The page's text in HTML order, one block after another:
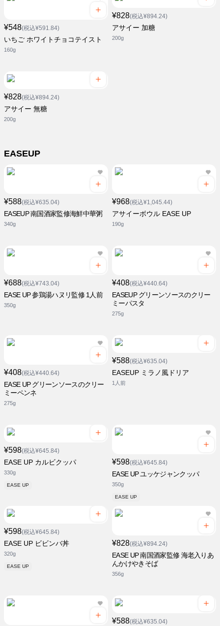
¥548(税込¥591.84)
いちご ホワイトチョコテイスト
160g
¥828(税込¥894.24)
アサイー 加糖
200g
¥828(税込¥894.24)
アサイー 無糖
200g
EASEUP
¥588(税込¥635.04)
EASEUP 南国酒家監修海鮮中華粥
340g
¥968(税込¥1,045.44)
アサイーボウル EASE UP
190g
¥688(税込¥743.04)
EASE UP 参鶏湯ハヌリ監修 1人前
350g
¥408(税込¥440.64)
EASEUP グリーンソースのクリー
ミーパスタ
275g
¥408(税込¥440.64)
EASE UP グリーンソースのクリー
ミーペンネ
275g
¥588(税込¥635.04)
EASEUP ミラノ風ドリア
1人前
¥598(税込¥645.84)
EASE UP カルビクッパ
330g
EASE UP
¥598(税込¥645.84)
EASE UP ユッケジャンクッパ
350g
EASE UP
¥598(税込¥645.84)
EASE UP ビビンバ丼
320g
EASE UP
¥828(税込¥894.24)
EASE UP 南国酒家監修 海老入りあ
んかけやきそば
356g
¥588(税込¥635.04)